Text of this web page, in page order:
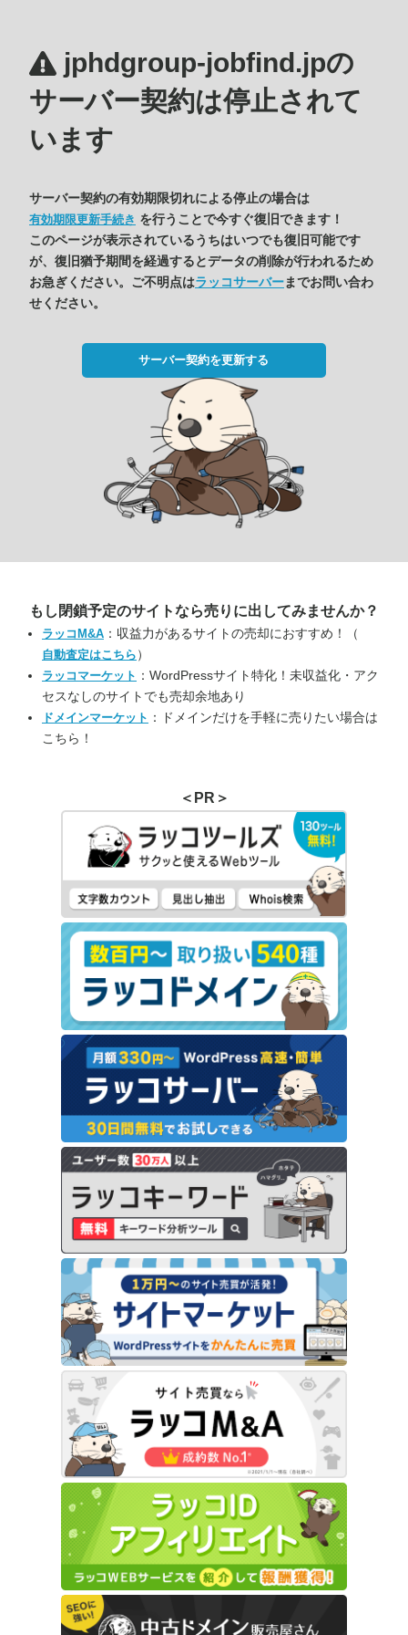
jphdgroup-jobfind.jpの
サーバー契約は停止されて
います
サーバー契約の有効期限切れによる停止の場合は
有効期限更新手続き を行うことで今すぐ復旧できます！
このページが表示されているうちはいつでも復旧可能です
が、復旧猶予期間を経過するとデータの削除が行われるため
お急ぎください。ご不明点はラッコサーバーまでお問い合わ
せください。
サーバー契約を更新する
もし閉鎖予定のサイトなら売りに出してみませんか？
ラッコM&A ：収益力があるサイトの売却におすすめ！（
自動査定はこちら ）
ラッコマーケット ：WordPressサイト特化！未収益化・アク
セスなしのサイトでも売却余地あり
ドメインマーケット ：ドメインだけを手軽に売りたい場合は
こちら！
＜PR＞